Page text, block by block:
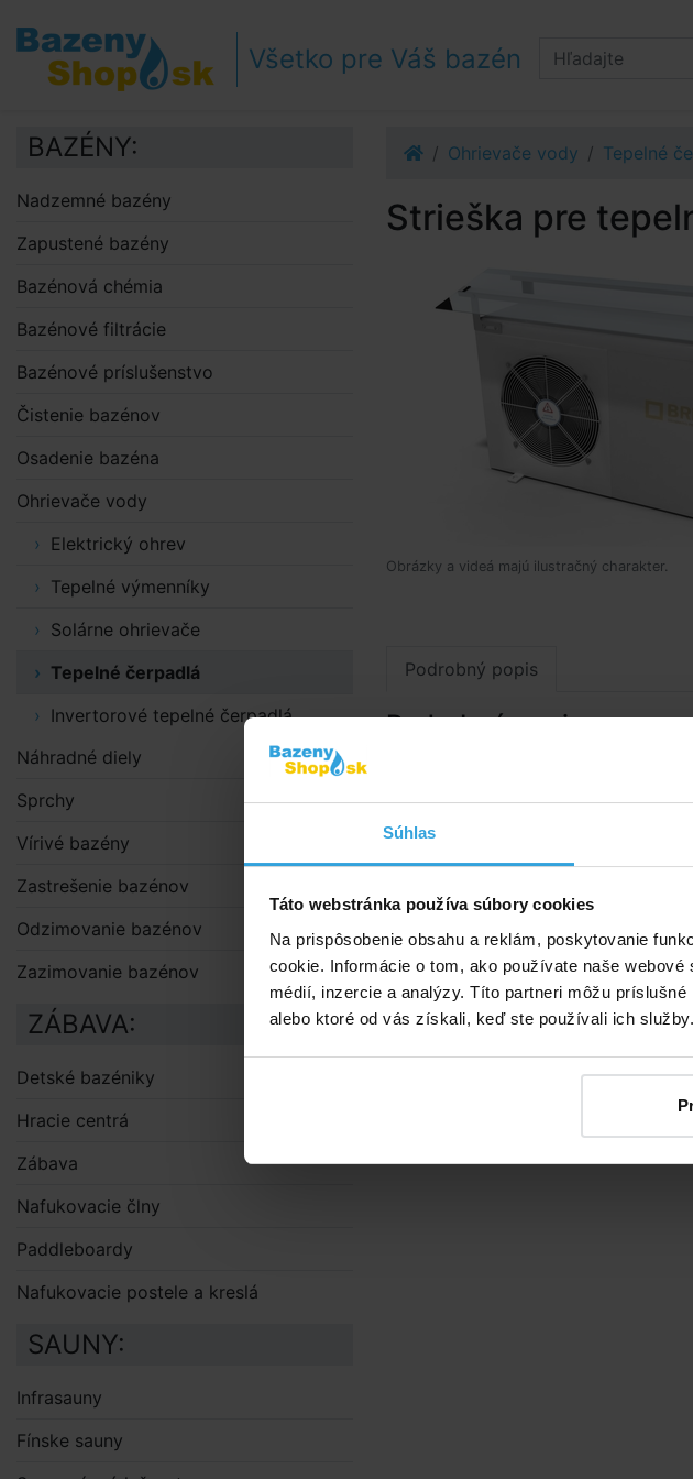
Súhlas
Táto webstránka používa súbory cookies
Na prispôsobenie obsahu a reklám, poskytovanie
cookie. Informácie o tom, ako používate naše
médií, inzercie a analýzy. Títo partneri môžu
alebo ktoré od vás získali, keď ste používali ich služby.
Prejsť na obsah
Prejsť k bočnému stĺpci
Klávesové skratky
Všetko pre Váš bazén
Ohrievače vody Tepelné
Strieška pre
Obrázky a videá majú ilustračný charakter.
Podrobný popis
Podrobný popis
variabilné umiestnenie
čerpadla – iba pre XHP 40 – 140.
šírka uchytenia: 33cm až 36cm
konštrukcia s povrchovou
krytina na strieške – plexi 4mm
BAZÉNY:
Nadzemné bazény
Zapustené bazény
Bazénová chémia
Bazénové filtrácie
Bazénové príslušenstvo
Čistenie bazénov
Osadenie bazéna
Ohrievače vody
Elektrický ohrev
Tepelné výmenníky
Solárne ohrievače
Tepelné čerpadlá
Invertorové tepelné čerpadlá
Náhradné diely
Sprchy
Vírivé bazény
Zastrešenie bazénov
Odzimovanie bazénov
Zazimovanie bazénov
ZÁBAVA:
Detské bazéniky
Hracie centrá
Zábava
Nafukovacie člny
Paddleboardy
Nafukovacie postele a kreslá
SAUNY:
Infrasauny
Fínske sauny